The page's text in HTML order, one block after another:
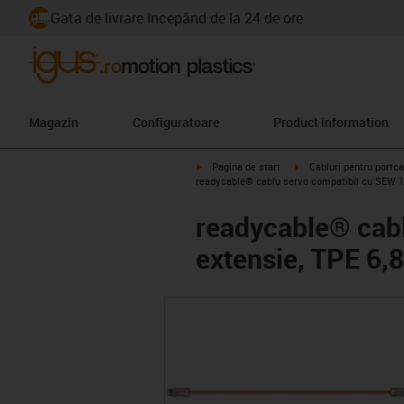
Gata de livrare începând de la 24 de ore
Magazin Configuratoare Product information
igus-icon-arrow-right
Pagina de start igus-icon-arrow-right
Cabluri pentru
readycable® cablu servo compatibil cu SEW
readycable®
extensie, TPE